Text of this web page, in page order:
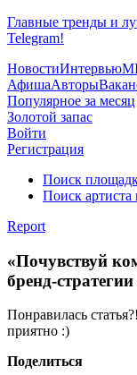
Главные тренды и
Telegram!
НовостиИнтервью
АфишаАвторы
Популярное за месяц
Золотой запас
Войти
Регистрация
Поиск
Поиск артиста
Report
«Почувствуй
бренд-
Понравилась
приятно :)
Поделиться